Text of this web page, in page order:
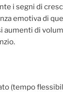
i segni di
emotiva di
aumenti di
(tempo